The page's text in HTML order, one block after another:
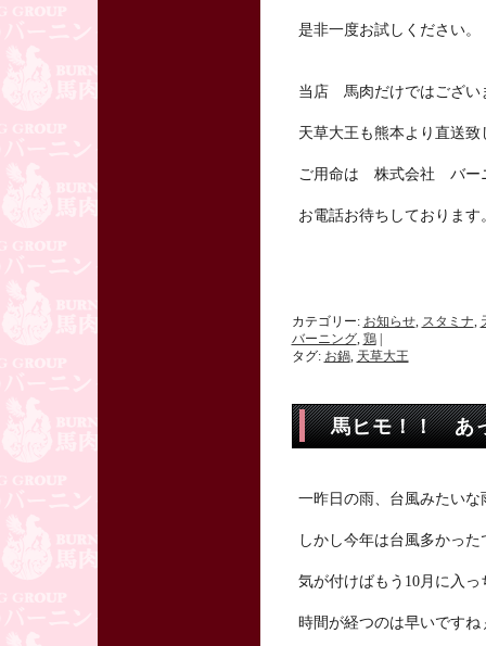
是非一度お試しください。
当店 馬肉だけではござい
天草大王も熊本より直送致
ご用命は 株式会社 バー
お電話お待ちしております
カテゴリー: お知らせ, スタミナ,
バーニング, 鶏 |
タグ: お鍋, 天草大王
馬ヒモ！！ あ
一昨日の雨、台風みたい
しかし今年は台風多かった
気が付けばもう10月に入
時間が経つのは早いですね